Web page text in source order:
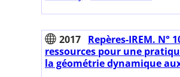
2017 Repères-IREM. N°
ressources pour une
la géométrie dynamique